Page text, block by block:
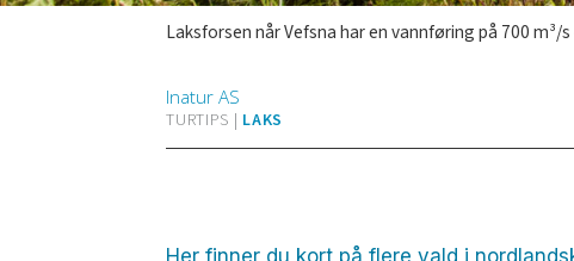
Laksforsen når Vefsna har en vannføring på 700 m³/s er et imponerende skue, selv om det
Inatur AS
TURTIPS | LAKS
Her finner du kort på flere vald i